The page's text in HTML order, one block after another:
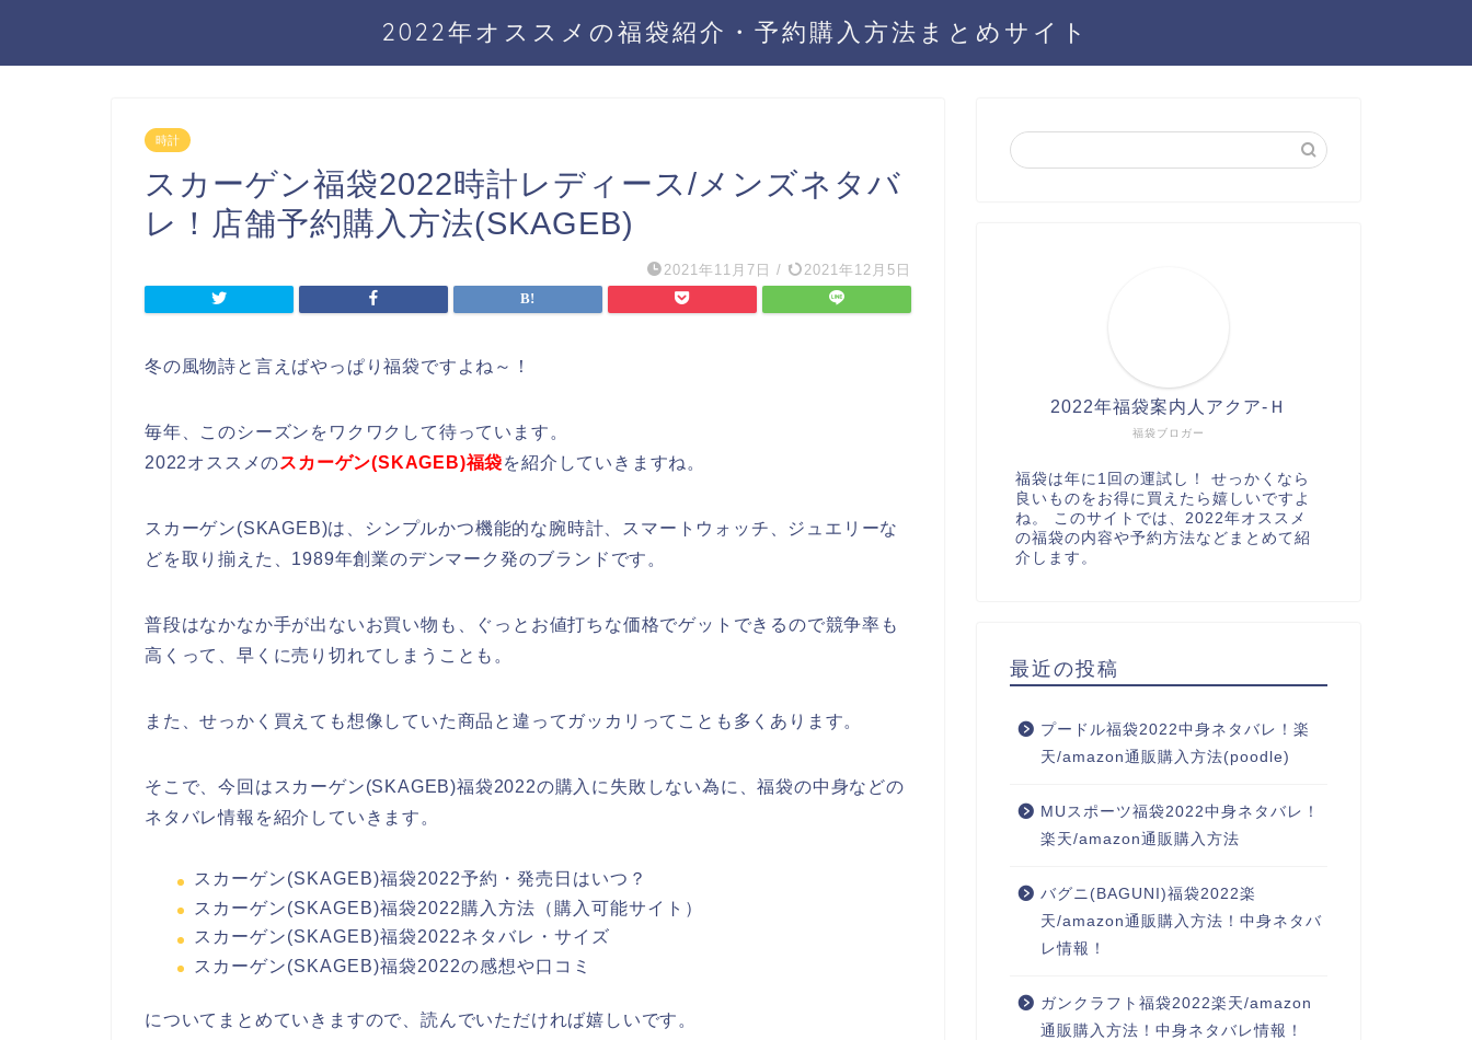
2022年オススメの福袋紹介・予約購入方法まとめサイト
時計
スカーゲン福袋2022時計レディース/メンズネタバ
レ！店舗予約購入方法(SKAGEB)
2021年11月7日 / 2021年12月5日
冬の風物詩と言えばやっぱり福袋ですよね～！
毎年、このシーズンをワクワクして待っています。
2022オススメのスカーゲン(SKAGEB)福袋を紹介していきますね。
スカーゲン(SKAGEB)は、シンプルかつ機能的な腕時計、スマートウォッチ、ジュエリーな
どを取り揃えた、1989年創業のデンマーク発のブランドです。
普段はなかなか手が出ないお買い物も、ぐっとお値打ちな価格でゲットできるので競争率も
高くって、早くに売り切れてしまうことも。
また、せっかく買えても想像していた商品と違ってガッカリってことも多くあります。
そこで、今回はスカーゲン(SKAGEB)福袋2022の購入に失敗しない為に、福袋の中身などの
ネタバレ情報を紹介していきます。
スカーゲン(SKAGEB)福袋2022予約・発売日はいつ？
スカーゲン(SKAGEB)福袋2022購入方法（購入可能サイト）
スカーゲン(SKAGEB)福袋2022ネタバレ・サイズ
スカーゲン(SKAGEB)福袋2022の感想や口コミ
についてまとめていきますので、読んでいただければ嬉しいです。
福袋ブロガー
2022年福袋案内人アクア-Ｈ
福袋は年に1回の運試し！ せっかくなら
良いものをお得に買えたら嬉しいですよ
ね。 このサイトでは、2022年オススメ
の福袋の内容や予約方法などまとめて紹
介します。
最近の投稿
プードル福袋2022中身ネタバレ！楽
天/amazon通販購入方法(poodle)
MUスポーツ福袋2022中身ネタバレ！
楽天/amazon通販購入方法
バグニ(BAGUNI)福袋2022楽
天/amazon通販購入方法！中身ネタバ
レ情報！
ガンクラフト福袋2022楽天/amazon
通販購入方法！中身ネタバレ情報！